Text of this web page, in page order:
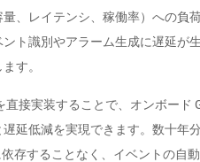
、レイテンシ、稼働率）への負
ト識別やアラーム生成に遅延が
す。
直接実装することで、オンボード
延低減を実現できます。数十年
存することなく、イベントの自